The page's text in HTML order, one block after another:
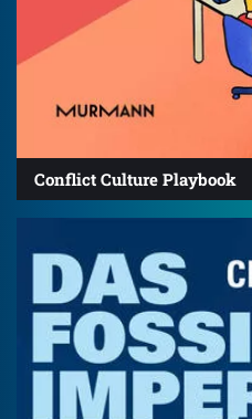
Conflict Culture Playbook